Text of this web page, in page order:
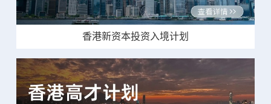
香港新资本投资入境计划